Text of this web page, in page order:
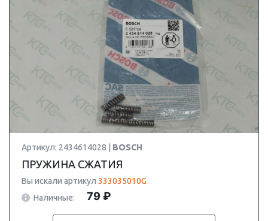
Артикул: 2434614028 | BOSCH
ПРУЖИНА СЖАТИЯ
Вы искали артикул 333035010G
Наличные:
79 ₽